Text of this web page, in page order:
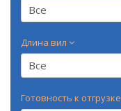
Все
Длина вил
Все
Готовность к отгрузке